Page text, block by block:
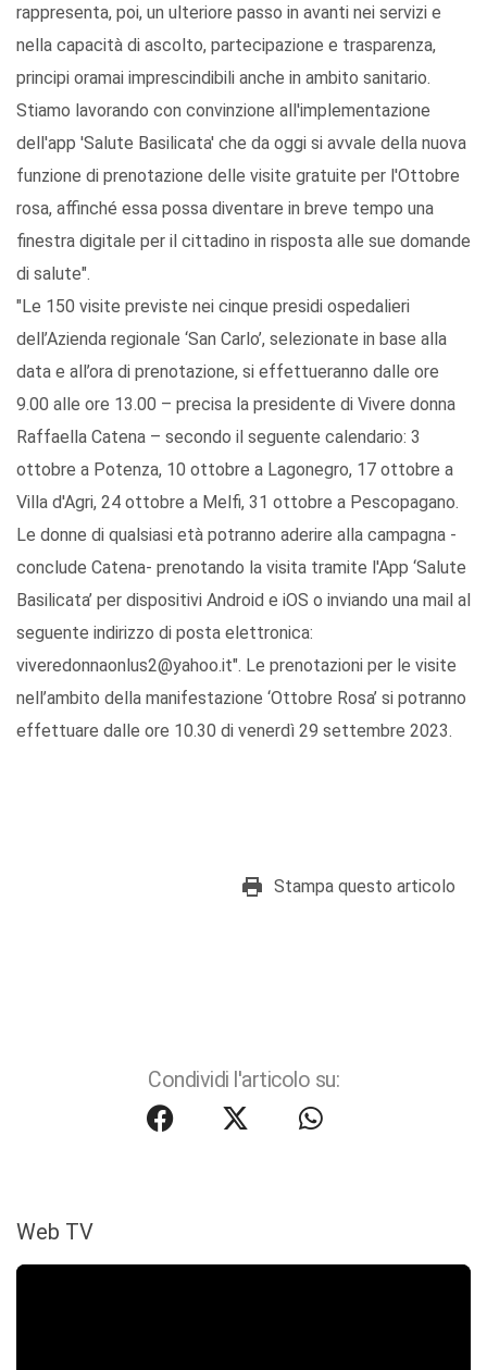
rappresenta, poi, un ulteriore passo in avanti nei servizi e
nella capacità di ascolto, partecipazione e trasparenza,
principi oramai imprescindibili anche in ambito sanitario.
Stiamo lavorando con convinzione all'implementazione
dell'app 'Salute Basilicata' che da oggi si avvale della nuova
funzione di prenotazione delle visite gratuite per l'Ottobre
rosa, affinché essa possa diventare in breve tempo una
finestra digitale per il cittadino in risposta alle sue domande
di salute".
"Le 150 visite previste nei cinque presidi ospedalieri
dell’Azienda regionale ‘San Carlo’, selezionate in base alla
data e all’ora di prenotazione, si effettueranno dalle ore
9.00 alle ore 13.00 – precisa la presidente di Vivere donna
Raffaella Catena – secondo il seguente calendario: 3
ottobre a Potenza, 10 ottobre a Lagonegro, 17 ottobre a
Villa d'Agri, 24 ottobre a Melfi, 31 ottobre a Pescopagano.
Le donne di qualsiasi età potranno aderire alla campagna -
conclude Catena- prenotando la visita tramite l'App ‘Salute
Basilicata’ per dispositivi Android e iOS o inviando una mail al
seguente indirizzo di posta elettronica:
viveredonnaonlus2@yahoo.it". Le prenotazioni per le visite
nell’ambito della manifestazione ‘Ottobre Rosa’ si potranno
effettuare dalle ore 10.30 di venerdì 29 settembre 2023.
Stampa questo articolo
Condividi l'articolo su:
Web TV